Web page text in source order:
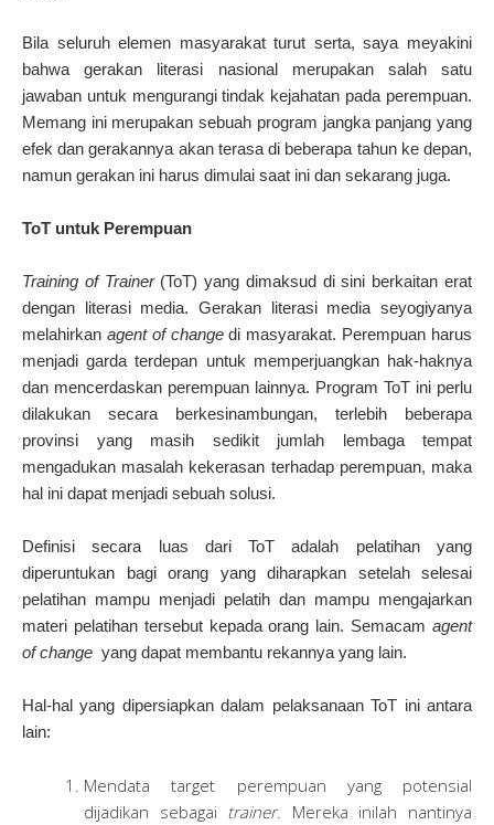
Bila seluruh elemen masyarakat turut serta, saya meyakini
bahwa gerakan literasi nasional merupakan salah satu
jawaban untuk mengurangi tindak kejahatan pada perempuan.
Memang ini merupakan sebuah program jangka panjang yang
efek dan gerakannya akan terasa di beberapa tahun ke depan,
namun gerakan ini harus dimulai saat ini dan sekarang juga.
ToT untuk Perempuan
Training of Trainer(ToT) yang dimaksud di sini berkaitan erat
dengan literasi media. Gerakan literasi media seyogiyanya
melahirkan agent of changedi masyarakat. Perempuan harus
menjadi garda terdepan untuk memperjuangkan hak-haknya
dan mencerdaskan perempuan lainnya. Program ToT ini perlu
dilakukan secara berkesinambungan, terlebih beberapa
provinsi yang masih sedikit jumlah lembaga tempat
mengadukan masalah kekerasan terhadap perempuan, maka
hal ini dapat menjadi sebuah solusi.
Definisi secara luas dari ToT adalah pelatihan yang
diperuntukan bagi orang yang diharapkan setelah selesai
pelatihan mampu menjadi pelatih dan mampu mengajarkan
materi pelatihan tersebut kepada orang lain. Semacam agent
of change yang dapat membantu rekannya yang lain.
Hal-hal yang dipersiapkan dalam pelaksanaan ToT ini antara
lain:
Mendata target perempuan yang potensial
dijadikan sebagai trainer. Mereka inilah nantinya